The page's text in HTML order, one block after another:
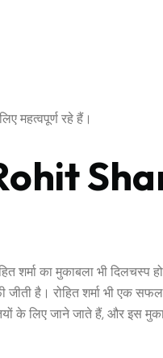
महत्वपूर्ण रहे हैं।
शर्मा का मुकाबला भी दिलचस्प
है। रोहित शर्मा भी एक
के लिए जाने जाते हैं, और इस